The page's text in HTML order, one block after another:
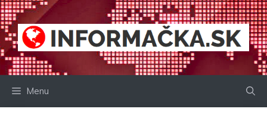
Preskočiť
na
obsah
Menu